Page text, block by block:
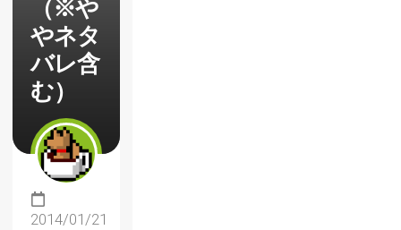
（※や
やネタ
バレ含
む）
2014/01/21